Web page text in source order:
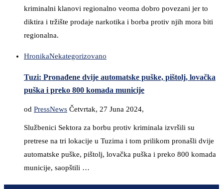
kriminalni klanovi regionalno veoma dobro povezani jer to
diktira i tržište prodaje narkotika i borba protiv njih mora biti
regionalna.
HronikaNekategorizovano
Tuzi: Pronađene dvije automatske puške, pištolj, lovačka
puška i preko 800 komada municije
od PressNews Četvrtak, 27 Juna 2024,
Službenici Sektora za borbu protiv kriminala izvršili su
pretrese na tri lokacije u Tuzima i tom prilikom pronašli dvije
automatske puške, pištolj, lovačka puška i preko 800 komada
municije, saopštili …